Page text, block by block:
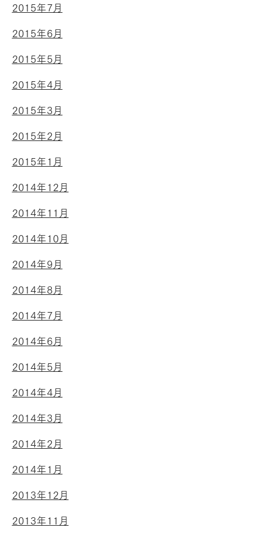
2015年7月
2015年6月
2015年5月
2015年4月
2015年3月
2015年2月
2015年1月
2014年12月
2014年11月
2014年10月
2014年9月
2014年8月
2014年7月
2014年6月
2014年5月
2014年4月
2014年3月
2014年2月
2014年1月
2013年12月
2013年11月